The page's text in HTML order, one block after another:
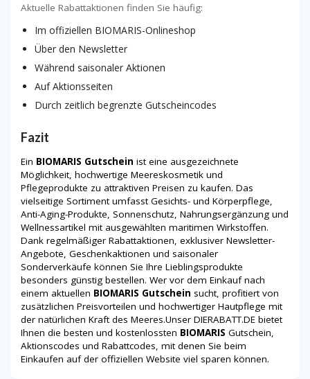
Aktuelle Rabattaktionen finden Sie häufig:
Im offiziellen BIOMARIS-Onlineshop
Über den Newsletter
Während saisonaler Aktionen
Auf Aktionsseiten
Durch zeitlich begrenzte Gutscheincodes
Fazit
Ein BIOMARIS Gutschein ist eine ausgezeichnete
Möglichkeit, hochwertige Meereskosmetik und
Pflegeprodukte zu attraktiven Preisen zu kaufen. Das
vielseitige Sortiment umfasst Gesichts- und Körperpflege,
Anti-Aging-Produkte, Sonnenschutz, Nahrungsergänzung und
Wellnessartikel mit ausgewählten maritimen Wirkstoffen.
Dank regelmäßiger Rabattaktionen, exklusiver Newsletter-
Angebote, Geschenkaktionen und saisonaler
Sonderverkäufe können Sie Ihre Lieblingsprodukte
besonders günstig bestellen. Wer vor dem Einkauf nach
einem aktuellen BIOMARIS Gutschein sucht, profitiert von
zusätzlichen Preisvorteilen und hochwertiger Hautpflege mit
der natürlichen Kraft des Meeres.Unser DIERABATT.DE bietet
Ihnen die besten und kostenlossten BIOMARIS Gutschein,
Aktionscodes und Rabattcodes, mit denen Sie beim
Einkaufen auf der offiziellen Website viel sparen können.